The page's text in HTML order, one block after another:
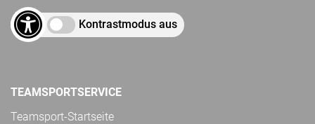
Kontrastmodus aus
TEAMSPORTSERVICE
Teamsport-Startseite